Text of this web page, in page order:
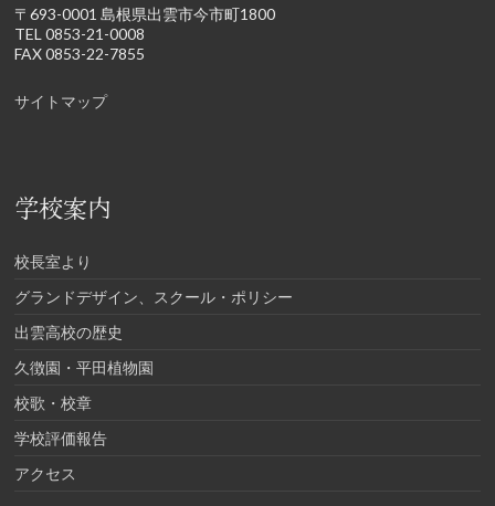
〒693-0001 島根県出雲市今市町1800
TEL 0853-21-0008
FAX 0853-22-7855
サイトマップ
学校案内
校長室より
グランドデザイン、スクール・ポリシー
出雲高校の歴史
久徴園・平田植物園
校歌・校章
学校評価報告
アクセス